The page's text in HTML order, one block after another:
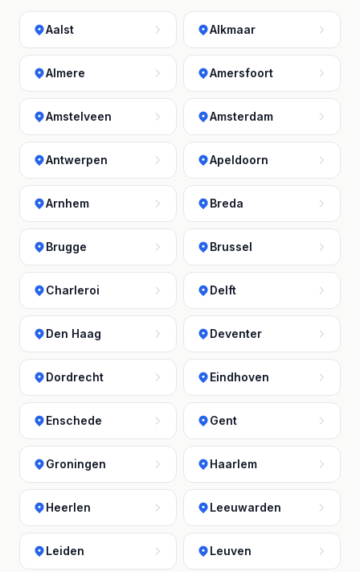
Aalst Alkmaar
Almere Amersfoort
Amstelveen Amsterdam
Antwerpen Apeldoorn
Arnhem Breda
Brugge Brussel
Charleroi Delft
Den Haag Deventer
Dordrecht Eindhoven
Enschede Gent
Groningen Haarlem
Heerlen Leeuwarden
Leiden Leuven